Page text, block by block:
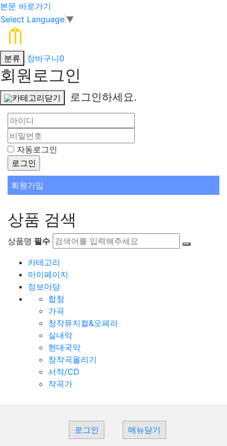
본문 바로가기
Select Language ▼
분류 장바구니0
회원로그인
카테고리닫기 로그인하세요.
자동로그인
회원가입
상품 검색
상품명 필수
카테고리
마이페이지
정보마당
합창
가곡
창작뮤지컬&오페라
실내악
현대국악
창작곡올리기
서적/CD
작곡가
로그인 메뉴닫기